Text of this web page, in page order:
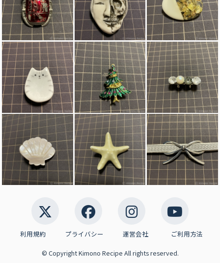
利用規約 プライバシー 運営会社 ご利用方法
© Copyright Kimono Recipe All rights reserved.